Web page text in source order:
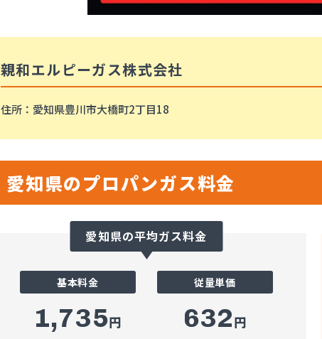
親和エルピーガス株式会社
住所 ：愛知県豊川市大橋町2丁目18
愛知県のプロパンガス料金
愛知県の平均ガス料金
基本料金
1,735円
従量単価
632円